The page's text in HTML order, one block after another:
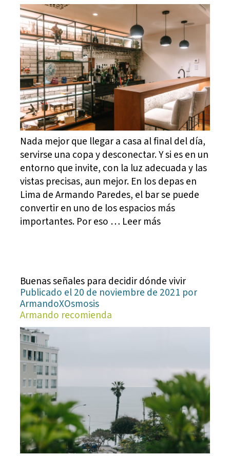
Nada mejor que llegar a casa al final del día,
servirse una copa y desconectar. Y si es en un
entorno que invite, con la luz adecuada y las
vistas precisas, aun mejor. En los depas en
Lima de Armando Paredes, el bar se puede
convertir en uno de los espacios más
importantes. Por eso … Leer más
Buenas señales para decidir dónde vivir
Publicado el 20 de noviembre de 2021 por
ArmandoXOsmosis
Armando recomienda